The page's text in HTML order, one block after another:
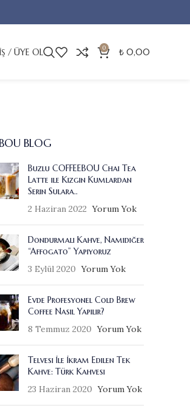
/ ÜYE OL 0 ₺ 0,00
BLOG
Buzlu COFFEEBOU Chai Tea
Latte ile Kızgın Kumlardan
Serin Sulara..
2 Haziran 2022 Yorum Yok
Dondurmalı Kahve, Namıdiğer
“Affogato” Yapıyoruz
3 Eylül 2020 Yorum Yok
Evde Profesyonel Cold Brew
Coffee Nasıl Yapılır?
8 Temmuz 2020 Yorum Yok
Telvesi İle İkram Edilen Tek
Kahve: Türk Kahvesi
23 Haziran 2020 Yorum Yok